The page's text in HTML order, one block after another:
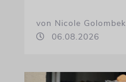
von Nicole Golombek
06.08.2026